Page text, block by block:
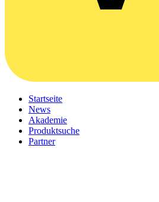
Startseite
News
Akademie
Produktsuche
Partner